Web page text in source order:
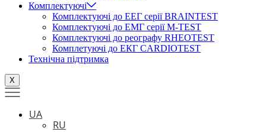
Комплектуючі
Комплектуючі до ЕЕГ серії BRAINTEST
Комплектуючі до ЕМГ серії M-TEST
Комплектуючі до реографу RHEOTEST
Комплетуючі до ЕКГ CARDIOTEST
Технічна підтримка
X
UA
RU